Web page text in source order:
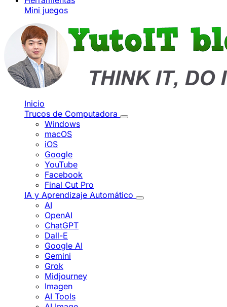
Mini juegos
Inicio
Trucos de Computadora
Windows
macOS
iOS
Google
YouTube
Facebook
Final Cut Pro
IA y Aprendizaje Automático
AI
OpenAI
ChatGPT
Dall-E
Google AI
Gemini
Grok
Midjourney
Imagen
AI Tools